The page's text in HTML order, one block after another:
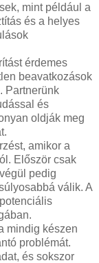
mint például a
és a helyes
érdemes
beavatkozások
Partnerünk
és
oldják meg
amikor a
Először csak
pedig
válik. A
mindig készen
problémát.
és sokszor